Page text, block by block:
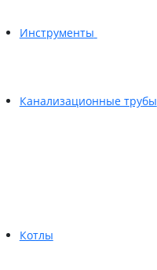
Инструменты
Канализационные трубы
Котлы